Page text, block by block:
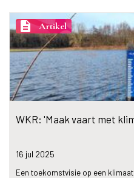
description Artikel
WKR: 'Maak vaart met
16 jul 2025
Een toekomstvisie op een